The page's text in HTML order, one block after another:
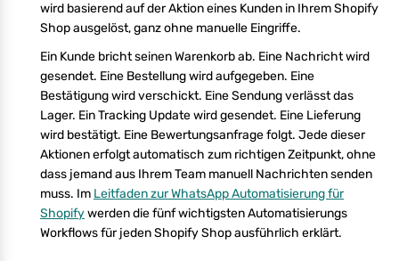
wird basierend auf der Aktion eines Kunden in Ihrem Shopify
Shop ausgelöst, ganz ohne manuelle Eingriffe.
Ein Kunde bricht seinen Warenkorb ab. Eine Nachricht wird
gesendet. Eine Bestellung wird aufgegeben. Eine
Bestätigung wird verschickt. Eine Sendung verlässt das
Lager. Ein Tracking Update wird gesendet. Eine Lieferung
wird bestätigt. Eine Bewertungsanfrage folgt. Jede dieser
Aktionen erfolgt automatisch zum richtigen Zeitpunkt, ohne
dass jemand aus Ihrem Team manuell Nachrichten senden
muss. Im Leitfaden zur WhatsApp Automatisierung für
Shopifywerden die fünf wichtigsten Automatisierungs
Workflows für jeden Shopify Shop ausführlich erklärt.